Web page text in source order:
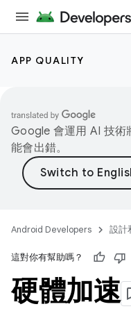
APP QUALITY
Google 會運用 AI 技術
能會出錯。
Android Developers 設計
這對你有幫助嗎？
硬體加速